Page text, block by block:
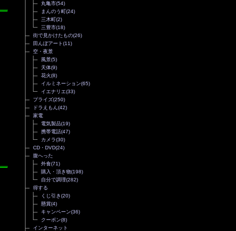
丸亀市(54)
まんのう町(24)
三木町(2)
三豊市(18)
街で見かけたもの(26)
田んぼアート(11)
空・夜景
風景(5)
天体(9)
花火(8)
イルミネーション(65)
イエナリエ(33)
プライズ(250)
ドラえもん(42)
家電
電気製品(19)
携帯電話(47)
カメラ(30)
CD・DVD(24)
腹へった
外食(71)
購入・頂き物(198)
自分で調理(282)
得する
くじ引き(20)
懸賞(4)
キャンペーン(36)
クーポン(8)
インターネット